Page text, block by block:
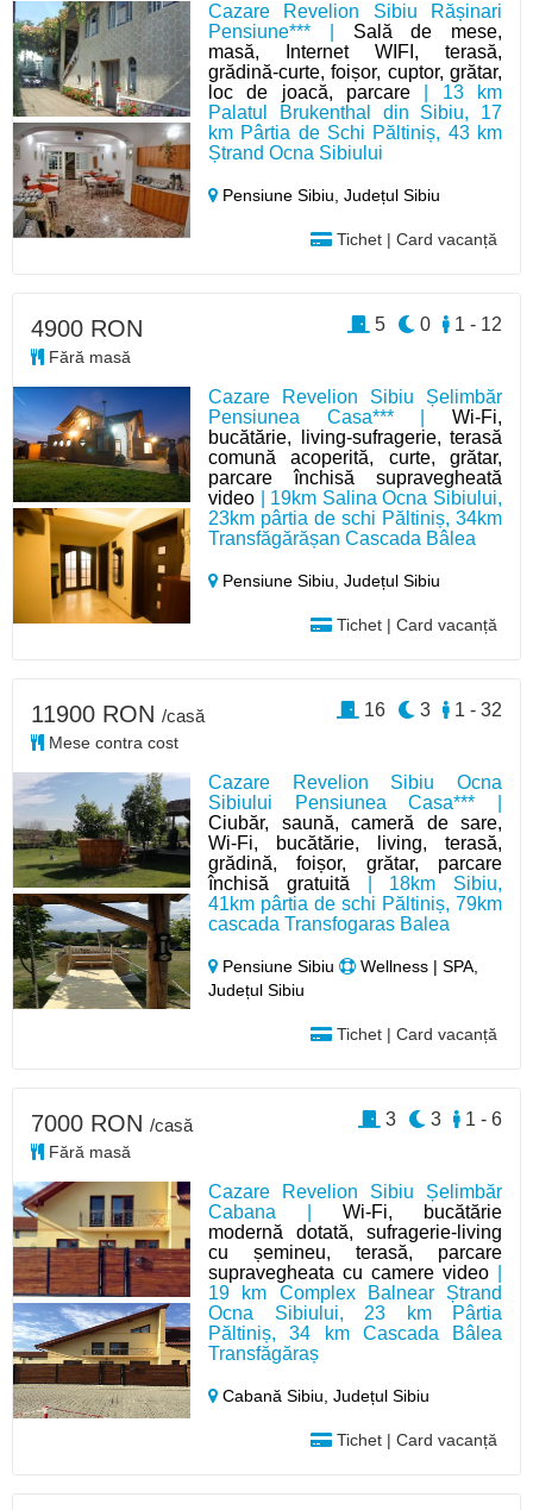
Cazare Revelion Sibiu Rășinari
Pensiune*** | Sală de mese,
masă, Internet WIFI, terasă,
grădină-curte, foișor, cuptor, grătar,
loc de joacă, parcare | 13 km
Palatul Brukenthal din Sibiu, 17
km Pârtia de Schi Păltiniș, 43 km
Ștrand Ocna Sibiului
Pensiune Sibiu,Județul Sibiu
Tichet | Card vacanță
Cazare Revelion Sibiu Șelimbăr
Pensiunea Casa*** | Wi-Fi,
bucătărie, living-sufragerie, terasă
comună acoperită, curte, grătar,
parcare închisă supravegheată
video | 19km Salina Ocna Sibiului,
23km pârtia de schi Păltiniș, 34km
Transfăgărășan Cascada Bâlea
Pensiune Sibiu,Județul Sibiu
Tichet | Card vacanță
4900 RON
Fără masă
1 - 12
0
5
Cazare Revelion Sibiu Ocna
Sibiului Pensiunea Casa*** |
Ciubăr, saună, cameră de sare,
Wi-Fi, bucătărie, living, terasă,
grădină, foișor, grătar, parcare
închisă gratuită | 18km Sibiu,
41km pârtia de schi Păltiniș, 79km
cascada Transfogaras Balea
Pensiune Sibiu
Wellness | SPA,
Județul Sibiu
Tichet | Card vacanță
11900 RON /casă
Mese contra cost
1 - 32
3
16
Cazare Revelion Sibiu Șelimbăr
Cabana |Wi-Fi, bucătărie
modernă dotată, sufragerie-living
cu șemineu, terasă, parcare
supravegheata cu camere video
19 km Complex Balnear Ștrand
Ocna Sibiului, 23 km Pârtia
Păltiniș, 34 km Cascada Bâlea
Transfăgăraș
Cabană Sibiu,Județul Sibiu
Tichet | Card vacanță
7000 RON /casă
Fără masă
1 - 6
3
3